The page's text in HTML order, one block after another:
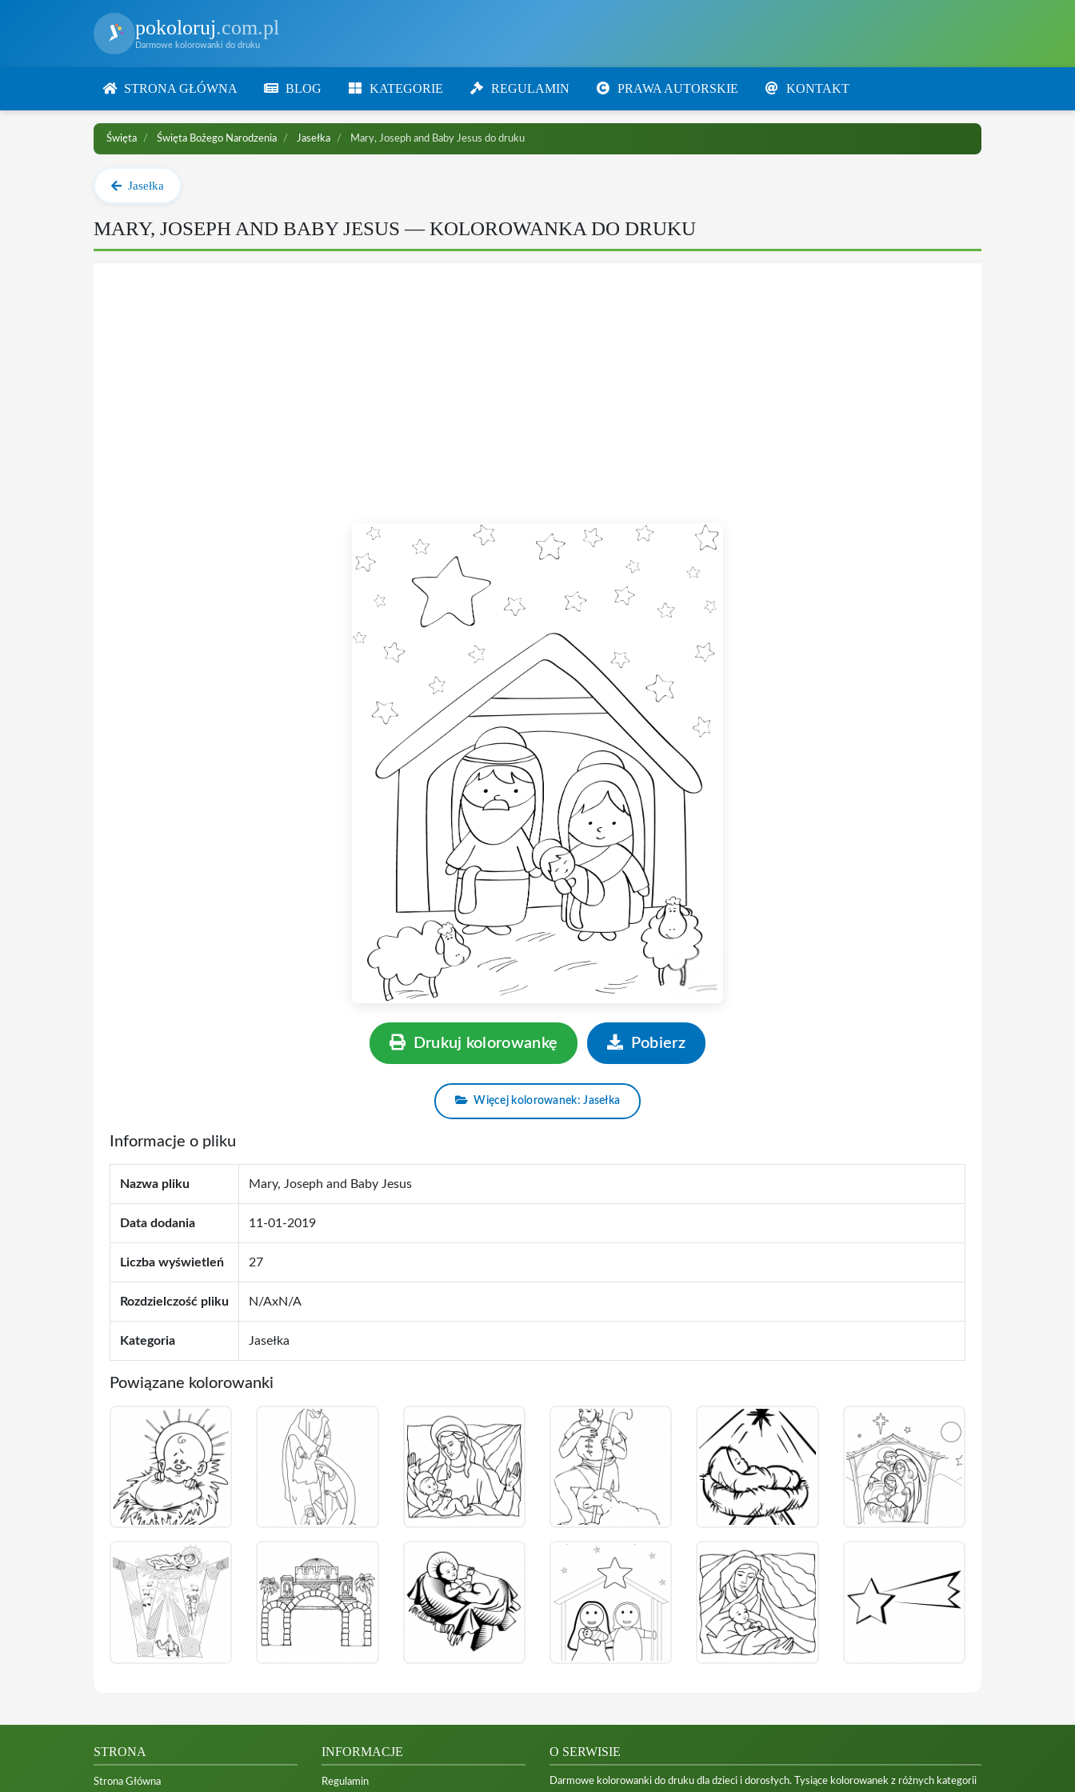
pokoloruj.com.pl
Darmowe kolorowanki do druku
STRONA GŁÓWNA BLOG KATEGORIE REGULAMIN PRAWA AUTORSKIE KONTAKT
Święta Święta Bożego Narodzenia Jasełka Mary, Joseph and Baby Jesus do druku
Jasełka
MARY, JOSEPH AND BABY JESUS — KOLOROWANKA DO DRUKU
Drukuj kolorowankę Pobierz
Więcej kolorowanek: Jasełka
Informacje o pliku
Nazwa pliku Mary, Joseph and Baby Jesus
Data dodania 11-01-2019
Liczba wyświetleń 27
Rozdzielczość pliku N/AxN/A
Kategoria Jasełka
Powiązane kolorowanki
STRONA
Strona Główna
INFORMACJE
Regulamin
O SERWISIE
Darmowe kolorowanki do druku dla dzieci i dorosłych. Tysiące kolorowanek z różnych kategorii